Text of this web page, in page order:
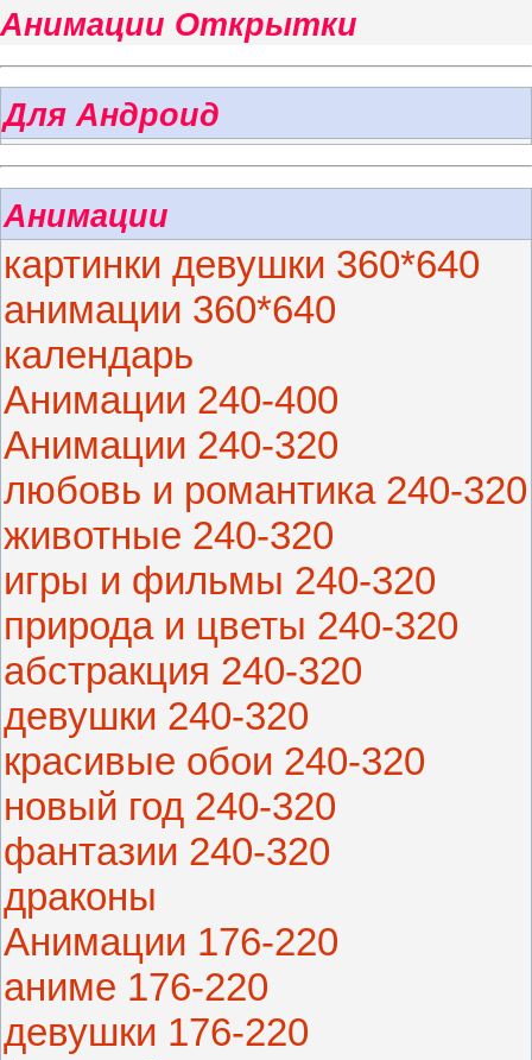
Анимации Открытки
Для Андроид
Анимации
картинки девушки 360*640
анимации 360*640
календарь
Анимации 240-400
Анимации 240-320
любовь и романтика 240-320
животные 240-320
игры и фильмы 240-320
природа и цветы 240-320
абстракция 240-320
девушки 240-320
красивые обои 240-320
новый год 240-320
фантазии 240-320
драконы
Анимации 176-220
аниме 176-220
девушки 176-220